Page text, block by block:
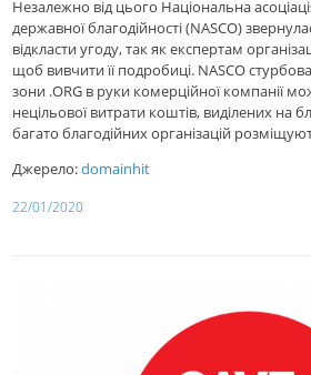
Незалежно від цього Національна
державної благодійності (NASCO)
відкласти угоду, так як експертам
щоб вивчити її подробиці. NASCO
зони .ORG в руки комерційної компанії
нецільової витрати коштів, виділених на
багато благодійних організацій
Джерело:domainhit
22/01/2020